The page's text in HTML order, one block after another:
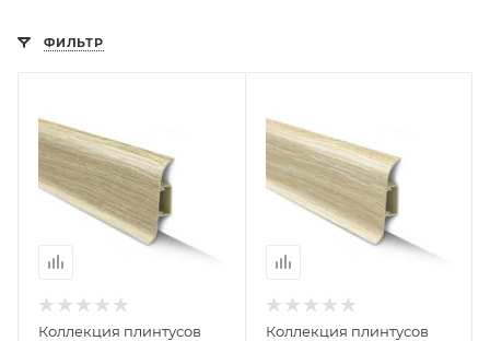
ФИЛЬТР
Коллекция плинтусов
Коллекция плинтусов